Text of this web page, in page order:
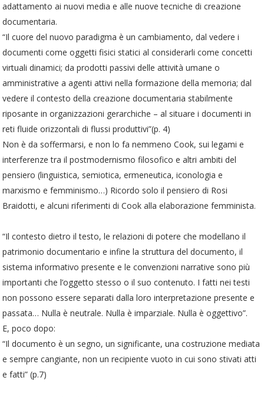
adattamento ai nuovi media e alle nuove tecniche di creazione
documentaria.
“Il cuore del nuovo paradigma è un cambiamento, dal vedere i
documenti come oggetti fisici statici al considerarli come concetti
virtuali dinamici; da prodotti passivi delle attività umane o
amministrative a agenti attivi nella formazione della memoria; dal
vedere il contesto della creazione documentaria stabilmente
riposante in organizzazioni gerarchiche – al situare i documenti in
reti fluide orizzontali di flussi produttivi”(p. 4)
Non è da soffermarsi, e non lo fa nemmeno Cook, sui legami e
interferenze tra il postmodernismo filosofico e altri ambiti del
pensiero (linguistica, semiotica, ermeneutica, iconologia e
marxismo e femminismo…) Ricordo solo il pensiero di Rosi
Braidotti, e alcuni riferimenti di Cook alla elaborazione femminista.
“Il contesto dietro il testo, le relazioni di potere che modellano il
patrimonio documentario e infine la struttura del documento, il
sistema informativo presente e le convenzioni narrative sono più
importanti che l’oggetto stesso o il suo contenuto. I fatti nei testi
non possono essere separati dalla loro interpretazione presente e
passata… Nulla è neutrale. Nulla è imparziale. Nulla è oggettivo”.
E, poco dopo:
“Il documento è un segno, un significante, una costruzione mediata
e sempre cangiante, non un recipiente vuoto in cui sono stivati atti
e fatti” (p.7)